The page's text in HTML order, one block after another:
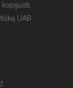
UAB